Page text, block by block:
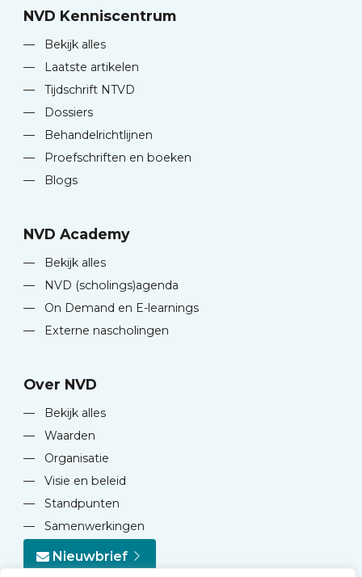
NVD Kenniscentrum
—
Bekijk alles
—
Laatste artikelen
—
Tijdschrift NTVD
—
Dossiers
—
Behandelrichtlijnen
—
Proefschriften en boeken
—
Blogs
NVD Academy
—
Bekijk alles
—
NVD (scholings)agenda
—
On Demand en E-learnings
—
Externe nascholingen
Over NVD
—
Bekijk alles
—
Waarden
—
Organisatie
—
Visie en beleid
—
Standpunten
—
Samenwerkingen
Nieuwbrief